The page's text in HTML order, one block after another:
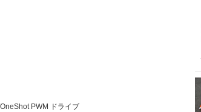
PWM ドライブ